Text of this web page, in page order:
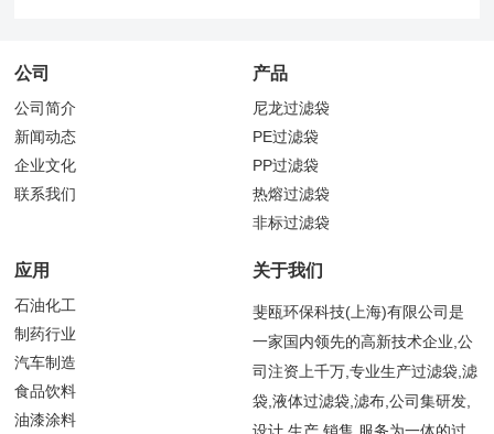
公司
公司简介
新闻动态
企业文化
联系我们
产品
尼龙过滤袋
PE过滤袋
PP过滤袋
热熔过滤袋
非标过滤袋
应用
石油化工
制药行业
汽车制造
食品饮料
油漆涂料
关于我们
斐瓯环保科技(上海)有限公司是
一家国内领先的高新技术企业,公
司注资上千万,专业生产过滤袋,滤
袋,液体过滤袋,滤布,公司集研发,